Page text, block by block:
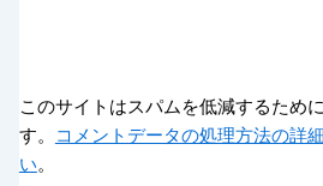
このサイトはスパムを低減するため
す。
コメントデータの処理方法の詳
い。